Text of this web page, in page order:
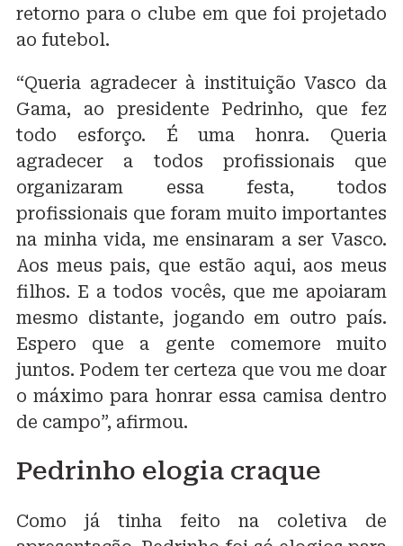
retorno para o clube em que foi projetado
ao futebol.
“Queria agradecer à instituição Vasco da
Gama, ao presidente Pedrinho, que fez
todo esforço. É uma honra. Queria
agradecer a todos profissionais que
organizaram essa festa, todos
profissionais que foram muito importantes
na minha vida, me ensinaram a ser Vasco.
Aos meus pais, que estão aqui, aos meus
filhos. E a todos vocês, que me apoiaram
mesmo distante, jogando em outro país.
Espero que a gente comemore muito
juntos. Podem ter certeza que vou me doar
o máximo para honrar essa camisa dentro
de campo”, afirmou.
Pedrinho elogia craque
Como já tinha feito na coletiva de